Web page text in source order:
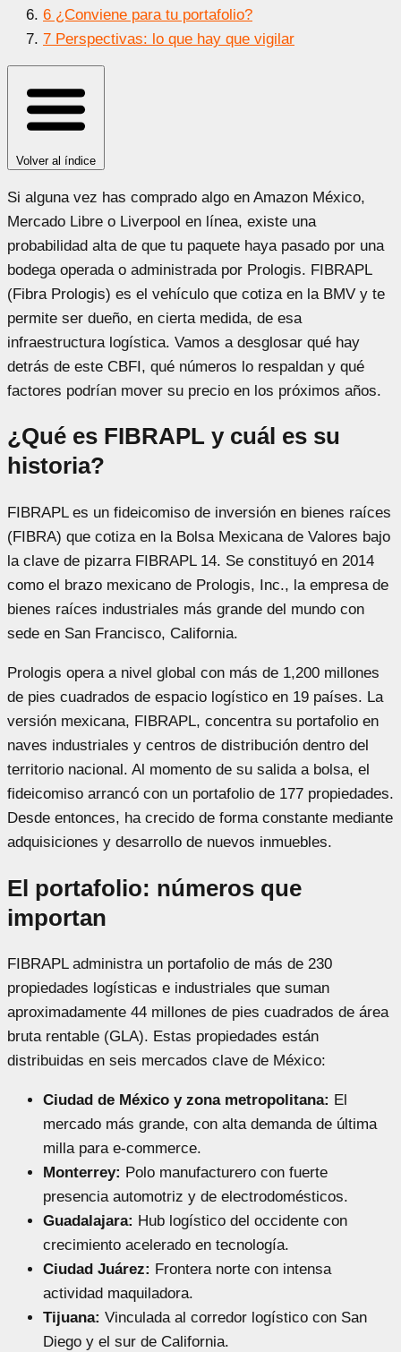
6 ¿Conviene para tu portafolio?
7 Perspectivas: lo que hay que vigilar
Volver al índice
Si alguna vez has comprado algo en Amazon México,
Mercado Libre o Liverpool en línea, existe una
probabilidad alta de que tu paquete haya pasado por una
bodega operada o administrada por Prologis. FIBRAPL
(Fibra Prologis) es el vehículo que cotiza en la BMV y te
permite ser dueño, en cierta medida, de esa
infraestructura logística. Vamos a desglosar qué hay
detrás de este CBFI, qué números lo respaldan y qué
factores podrían mover su precio en los próximos años.
¿Qué es FIBRAPL y cuál es su
historia?
FIBRAPL es un fideicomiso de inversión en bienes raíces
(FIBRA) que cotiza en la Bolsa Mexicana de Valores bajo
la clave de pizarra FIBRAPL 14. Se constituyó en 2014
como el brazo mexicano de Prologis, Inc., la empresa de
bienes raíces industriales más grande del mundo con
sede en San Francisco, California.
Prologis opera a nivel global con más de 1,200 millones
de pies cuadrados de espacio logístico en 19 países. La
versión mexicana, FIBRAPL, concentra su portafolio en
naves industriales y centros de distribución dentro del
territorio nacional. Al momento de su salida a bolsa, el
fideicomiso arrancó con un portafolio de 177 propiedades.
Desde entonces, ha crecido de forma constante mediante
adquisiciones y desarrollo de nuevos inmuebles.
El portafolio: números que
importan
FIBRAPL administra un portafolio de más de 230
propiedades logísticas e industriales que suman
aproximadamente 44 millones de pies cuadrados de área
bruta rentable (GLA). Estas propiedades están
distribuidas en seis mercados clave de México:
Ciudad de México y zona metropolitana: El
mercado más grande, con alta demanda de última
milla para e-commerce.
Monterrey: Polo manufacturero con fuerte
presencia automotriz y de electrodomésticos.
Guadalajara: Hub logístico del occidente con
crecimiento acelerado en tecnología.
Ciudad Juárez: Frontera norte con intensa
actividad maquiladora.
Tijuana: Vinculada al corredor logístico con San
Diego y el sur de California.